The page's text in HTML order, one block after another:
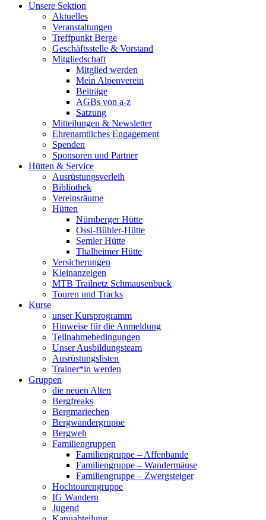
Unsere Sektion
Aktuelles
Veranstaltungen
Treffpunkt Berge
Geschäftsstelle & Vorstand
Mitgliedschaft
Mitglied werden
Mein Alpenverein
Beiträge
AGBs von a-z
Satzung
Mitteilungen & Newsletter
Ehrenamtliches Engagement
Spenden
Sponsoren und Partner
Hütten & Service
Ausrüstungsverleih
Bibliothek
Vereinsräume
Hütten
Nürnberger Hütte
Ossi-Bühler-Hütte
Semler Hütte
Thalheimer Hütte
Versicherungen
Kleinanzeigen
MTB Trailnetz Schmausenbuck
Touren und Tracks
Kurse
unser Kursprogramm
Hinweise für die Anmeldung
Teilnahmebedingungen
Unser Ausbildungsteam
Ausrüstungslisten
Trainer*in werden
Gruppen
die neuen Alten
Bergfreaks
Bergmariechen
Bergwandergruppe
Bergweh
Familiengruppen
Familiengruppe – Affenbande
Familiengruppe – Wandermäuse
Familiengruppe – Zwergsteiger
Hochtourengruppe
IG Wandern
Jugend